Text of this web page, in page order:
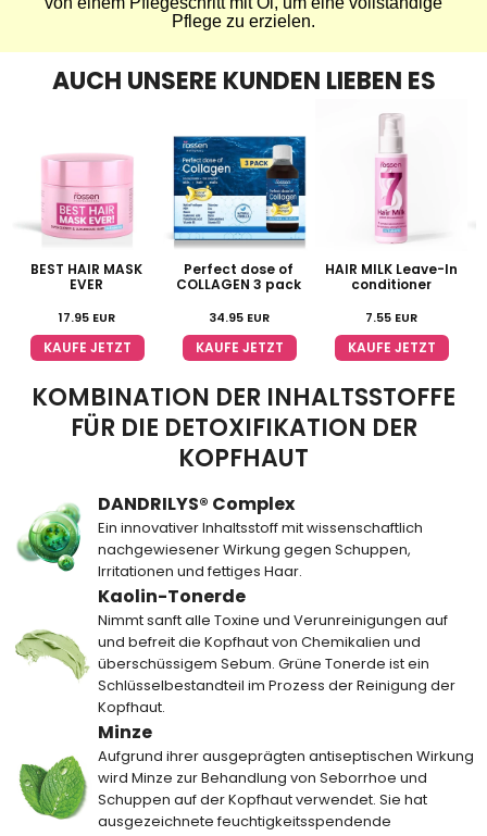
Pflege zu erzielen.
AUCH UNSERE KUNDEN LIEBEN ES
BEST HAIR MASK
EVER
17.95 EUR
KAUFE JETZT
Perfect dose of
COLLAGEN 3 pack
34.95 EUR
KAUFE JETZT
HAIR MILK Leave-In
conditioner
7.55 EUR
KAUFE JETZT
KOMBINATION DER INHALTSSTOFFE
FÜR DIE DETOXIFIKATION DER
KOPFHAUT
DANDRILYS® Complex
Ein innovativer Inhaltsstoff mit wissenschaftlich
nachgewiesener Wirkung gegen Schuppen,
Irritationen und fettiges Haar.
Kaolin-Tonerde
Nimmt sanft alle Toxine und Verunreinigungen auf
und befreit die Kopfhaut von Chemikalien und
überschüssigem Sebum. Grüne Tonerde ist ein
Schlüsselbestandteil im Prozess der Reinigung der
Kopfhaut.
Minze
Aufgrund ihrer ausgeprägten antiseptischen Wirkung
wird Minze zur Behandlung von Seborrhoe und
Schuppen auf der Kopfhaut verwendet. Sie hat
ausgezeichnete feuchtigkeitsspendende